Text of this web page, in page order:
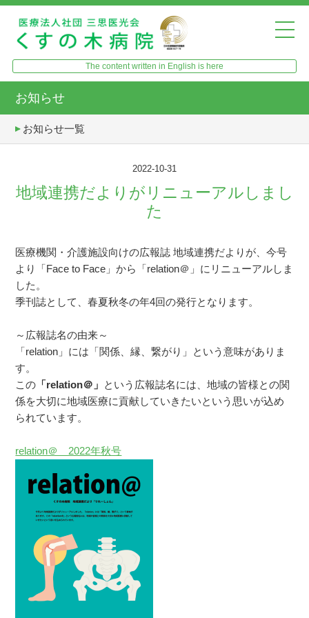
The content written in English is here
お知らせ
2022-10-31
地域連携だよりがリニューアルしまし
た
医療機関・介護施設向けの広報誌 地域連携だよりが、今号
より「Face to Face」から「relation＠」にリニューアルしま
した。
季刊誌として、春夏秋冬の年4回の発行となります。
～広報誌名の由来～
「relation」には「関係、縁、繋がり」という意味がありま
す。
この 「relation＠」 という広報誌名には、地域の皆様との関
係を大切に地域医療に貢献していきたいという思いが込め
られています。
relation＠ 2022年秋号
お知らせ一覧